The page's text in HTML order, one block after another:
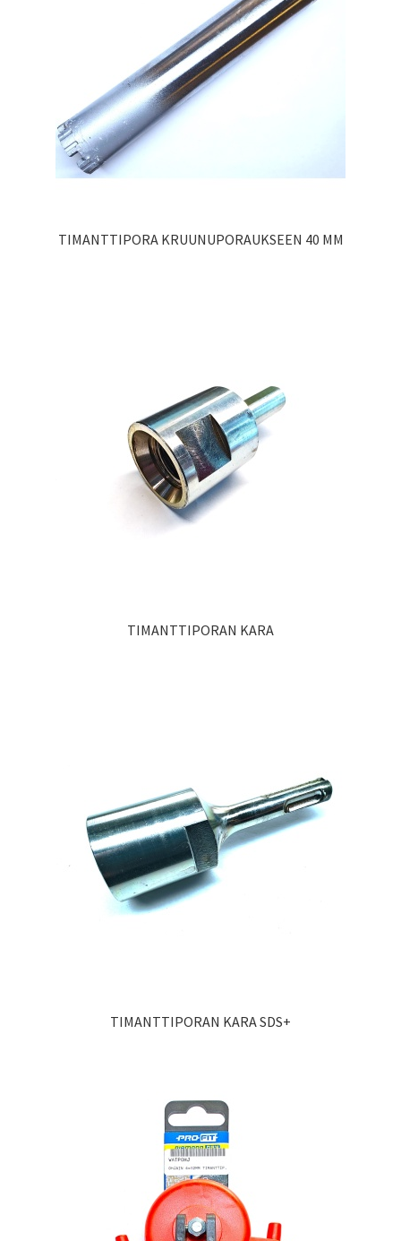
TIMANTTIPORA KRUUNUPORAUKSEEN 40 MM
TIMANTTIPORAN KARA
TIMANTTIPORAN KARA SDS+